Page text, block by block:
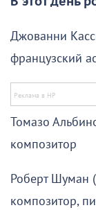
Джованни
французский
Томазо
композитор
Роберт Шуман
композитор,